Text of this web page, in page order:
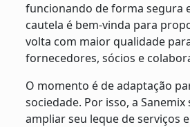
funcionando de forma segura
cautela é bem-vinda para
volta com maior qualidade
fornecedores, sócios e
O momento é de adaptação
sociedade. Por isso, a
ampliar seu leque de serviços